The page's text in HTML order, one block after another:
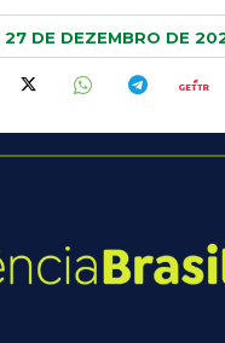
27 DE DEZEMBRO DE